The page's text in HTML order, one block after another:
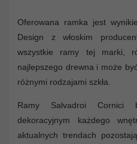
Oferowana ramka jest
Design z włoskim
wszystkie ramy tej marki,
najlepszego drewna i może
różnymi rodzajami szkła.
Ramy Salvadroi Cornici
dekoracyjnym każdego
aktualnych trendach